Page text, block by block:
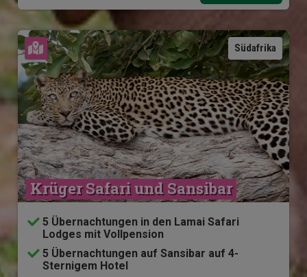
Südafrika
Karte ansehen
Krüger Safari und Sansibar
5 Übernachtungen in den Lamai Safari
Lodges mit Vollpension
5 Übernachtungen auf Sansibar auf 4-
Sternigem Hotel